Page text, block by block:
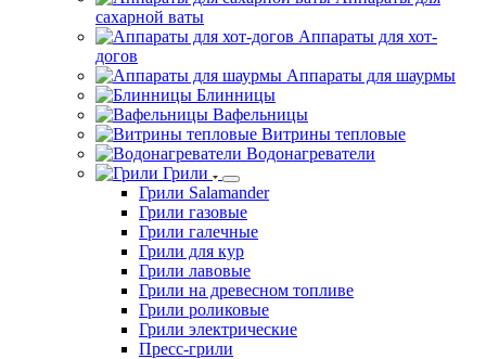
сахарной ваты
Аппараты для хот-
догов
Аппараты для шаурмы
Блинницы
Вафельницы
Витрины тепловые
Водонагреватели
Грили
Грили Salamander
Грили газовые
Грили галечные
Грили для кур
Грили лавовые
Грили на древесном топливе
Грили роликовые
Грили электрические
Пресс-грили